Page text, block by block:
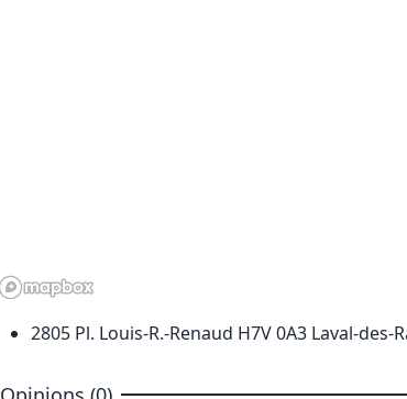
2805 Pl. Louis-R.-Renaud H7V 0A3 Laval-des-